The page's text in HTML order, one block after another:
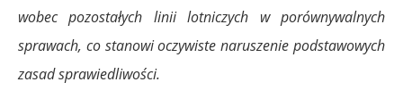
wobec pozostałych linii lotniczych w porównywalnych
sprawach, co stanowi oczywiste naruszenie podstawowych
zasad sprawiedliwości.